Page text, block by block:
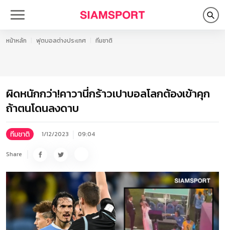
หน้าหลัก ฟุตบอลต่างประเทศ ทีมชาติ
ผิดหนักกว่า!คาวานี่กร้าวเปาบอลโลกต้องเข้าคุก
ถ้าตนโดนลงดาบ
ทีมชาติ 1/12/2023 09:04
Share